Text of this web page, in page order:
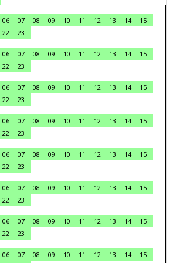
06 07 08 09 10 11 12 13 14
15
22
23
06 07 08 09 10 11 12 13 14
15
22
23
06 07 08 09 10 11 12 13 14
15
22
23
06 07 08 09 10 11 12 13 14
15
22
23
06 07 08 09 10 11 12 13 14
15
22
23
06 07 08 09 10 11 12 13 14
15
22
23
06 07 08 09 10 11 12 13 14
15
22
23
06 07 08 09 10 11 12 13 14
15